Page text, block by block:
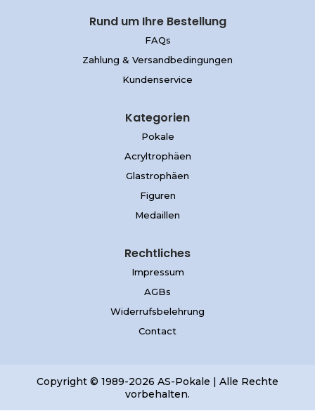
Rund um Ihre Bestellung
FAQs
Zahlung & Versandbedingungen
Kundenservice
Kategorien
Pokale
Acryltrophäen
Glastrophäen
Figuren
Medaillen
Rechtliches
Impressum
AGBs
Widerrufsbelehrung
Contact
Copyright © 1989-2026 AS-Pokale | Alle Rechte
vorbehalten.